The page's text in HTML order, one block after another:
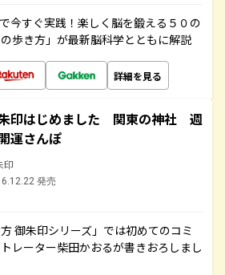
今すぐ実践！楽しく脳を鍛える５０の
歩き方」が最新脳科学とともに解説
詳細を見る
印はじめました 関東の神社 週
運さんぽ
印
発売
御朱印シリーズ」では初めてのコミ
レーター柴田かおるが書きおろしまし